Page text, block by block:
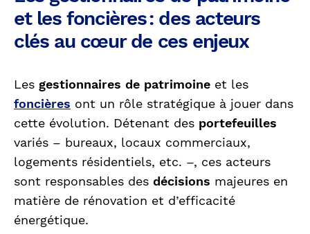
et les foncières : des acteurs
clés au cœur de ces enjeux
Les gestionnaires de patrimoine et les
foncières ont un rôle stratégique à jouer dans
cette évolution. Détenant des portefeuilles
variés – bureaux, locaux commerciaux,
logements résidentiels, etc. –, ces acteurs
sont responsables des décisions majeures en
matière de rénovation et d’efficacité
énergétique.